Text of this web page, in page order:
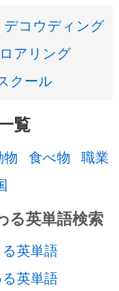
デコウディング
ロアリング
クール
覧
物 食べ物 職業
る英単語検索
英単語
英単語